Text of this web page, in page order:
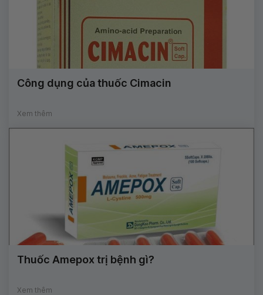
Công dụng của thuốc Cimacin
Xem thêm
Thuốc Amepox trị bệnh gì?
Xem thêm